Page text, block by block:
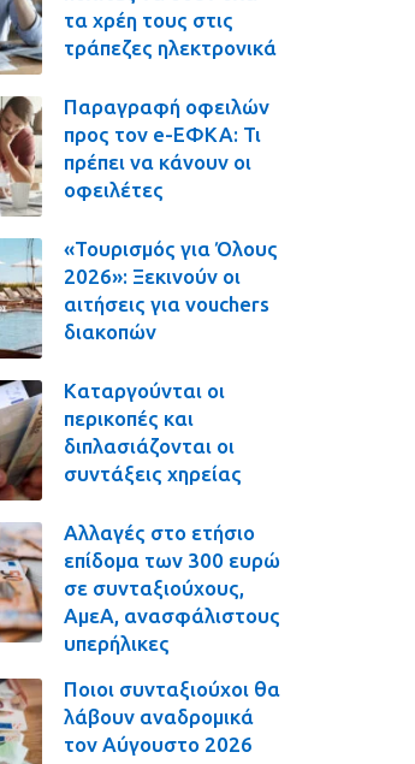
τα χρέη τους στις
τράπεζες ηλεκτρονικά
Παραγραφή οφειλών
προς τον e-ΕΦΚΑ: Τι
πρέπει να κάνουν οι
οφειλέτες
«Τουρισμός για Όλους
2026»: Ξεκινούν οι
αιτήσεις για vouchers
διακοπών
Καταργούνται οι
περικοπές και
διπλασιάζονται οι
συντάξεις χηρείας
Αλλαγές στο ετήσιο
επίδομα των 300 ευρώ
σε συνταξιούχους,
ΑμεΑ, ανασφάλιστους
υπερήλικες
Ποιοι συνταξιούχοι θα
λάβουν αναδρομικά
τον Αύγουστο 2026